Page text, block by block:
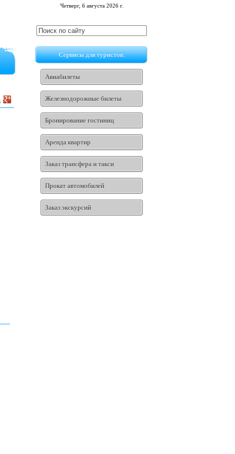
Четверг, 6 августа 2026 г.
Сервисы для туристов:
Авиабилеты
Железнодорожные билеты
Бронирование гостиниц
Аренда квартир
Заказ трансфера и такси
Прокат автомобилей
Заказ экскурсий